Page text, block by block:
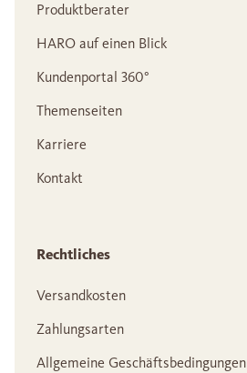
Produktberater
HARO auf einen Blick
Kundenportal 360°
Themenseiten
Karriere
Kontakt
Rechtliches
Versandkosten
Zahlungsarten
Allgemeine Geschäftsbedingungen